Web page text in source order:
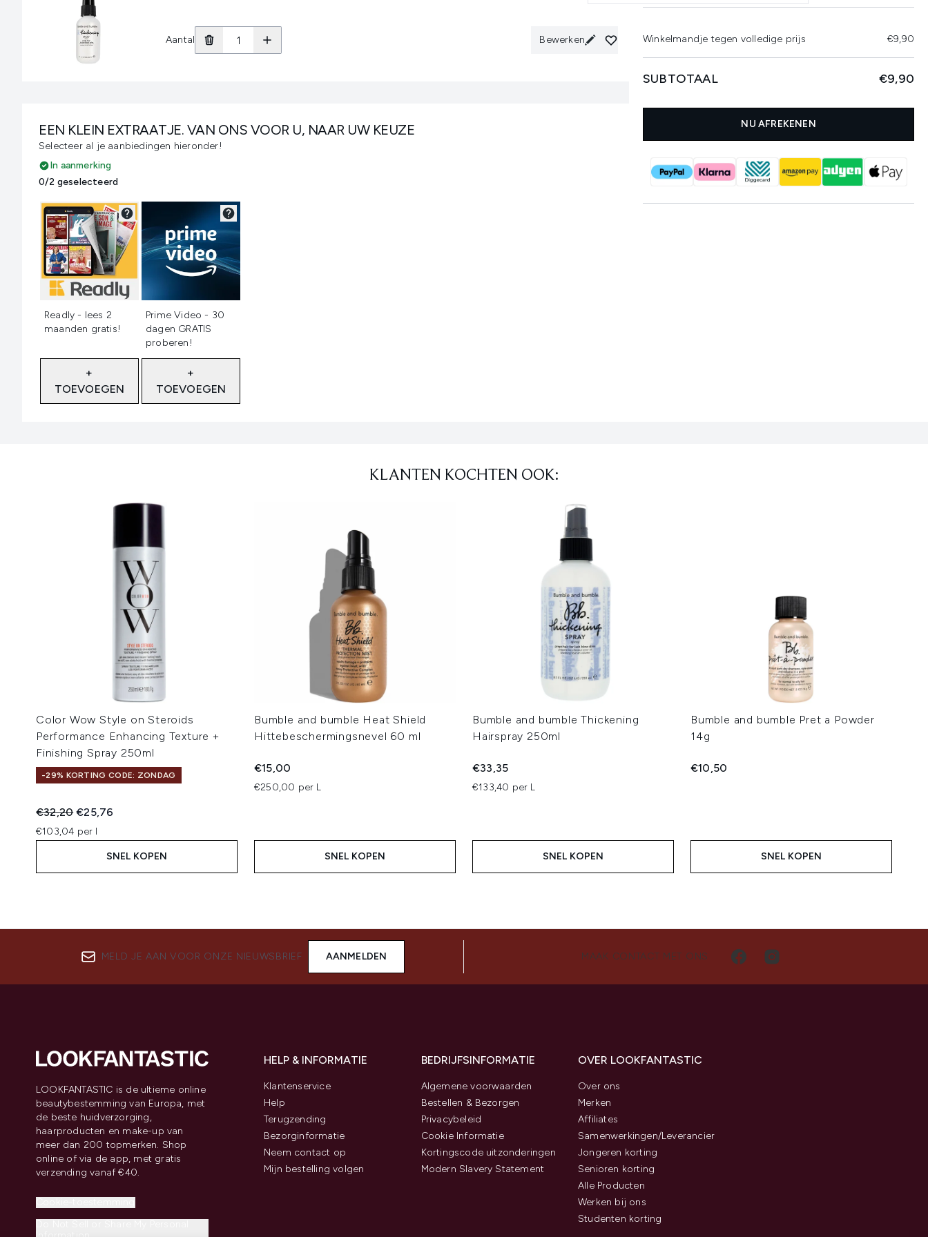
Aantal Bewerken
EEN KLEIN EXTRAATJE. VAN ONS VOOR U, NAAR UW KEUZE
Selecteer al je aanbiedingen hieronder!
In aanmerking
0/2 geselecteerd
Readly - lees 2
maanden gratis!
+
TOEVOEGEN
Prime Video - 30
dagen GRATIS
proberen!
+
TOEVOEGEN
Winkelmandje tegen volledige prijs €9,90
SUBTOTAAL €9,90
NU AFREKENEN
KLANTEN KOCHTEN OOK:
Color Wow Style on Steroids
Performance Enhancing Texture +
Finishing Spray 250ml
-29% KORTING CODE: ZONDAG
Recommended Retail Price:
€32,20Huidige prijs:
€25,76
€103,04 per l
SNEL KOPEN
Bumble and bumble Heat Shield
Hittebeschermingsnevel 60 ml
€15,00
€250,00 per L
SNEL KOPEN
Bumble and bumble Thickening
Hairspray 250ml
€33,35
€133,40 per L
SNEL KOPEN
Bumble and bumble Pret a Powder
14g
€10,50
SNEL KOPEN
MELD JE AAN VOOR ONZE NIEUWSBRIEF AANMELDEN MAAK CONTACT MET ONS
LOOKFANTASTIC is de ultieme online
beautybestemming van Europa, met
de beste huidverzorging,
haarproducten en make-up van
meer dan 200 topmerken. Shop
online of via de app, met gratis
verzending vanaf €40.
HELP & INFORMATIE
Klantenservice
Help
Terugzending
Bezorginformatie
Neem contact op
Mijn bestelling volgen
BEDRIJFSINFORMATIE
Algemene voorwaarden
Bestellen & Bezorgen
Privacybeleid
Cookie Informatie
Kortingscode uitzonderingen
Modern Slavery Statement
OVER LOOKFANTASTIC
Over ons
Merken
Affiliates
Samenwerkingen/Leverancier
Jongeren korting
Senioren korting
Alle Producten
Werken bij ons
Studenten korting